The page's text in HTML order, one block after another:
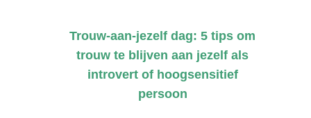
Trouw-aan-jezelf dag: 5 tips om
trouw te blijven aan jezelf als
introvert of hoogsensitief
persoon